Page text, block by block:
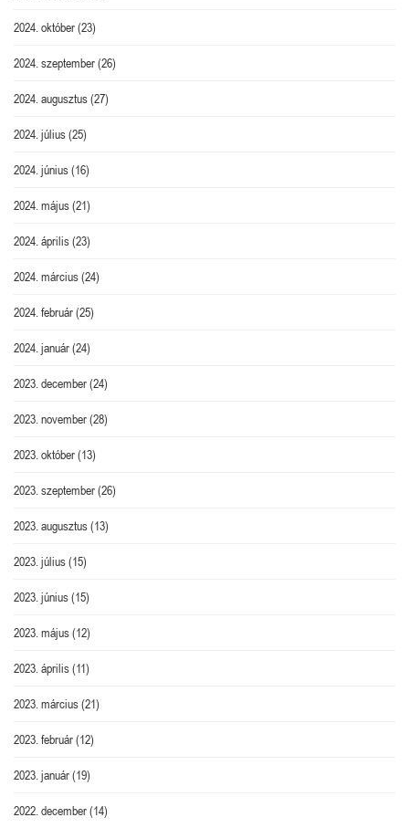
2024. október(23)
2024. szeptember(26)
2024. augusztus(27)
2024. július(25)
2024. június(16)
2024. május(21)
2024. április(23)
2024. március(24)
2024. február(25)
2024. január(24)
2023. december(24)
2023. november(28)
2023. október(13)
2023. szeptember(26)
2023. augusztus(13)
2023. július(15)
2023. június(15)
2023. május(12)
2023. április(11)
2023. március(21)
2023. február(12)
2023. január(19)
2022. december(14)